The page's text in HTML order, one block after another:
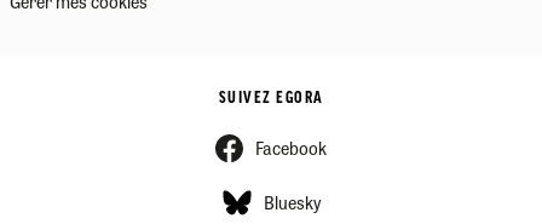
SUIVEZ EGORA
Facebook
Bluesky